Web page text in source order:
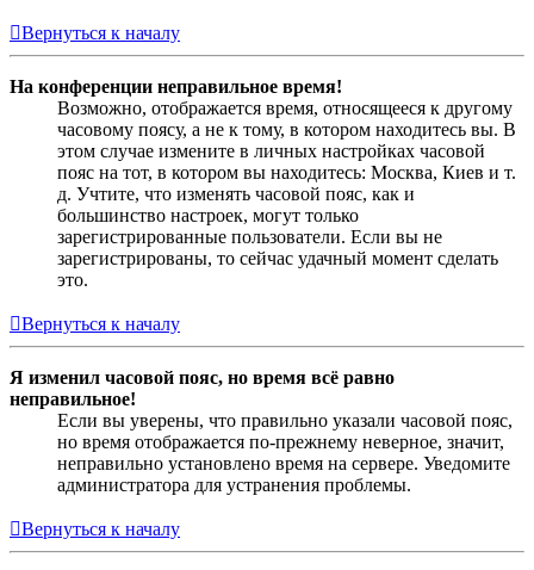
Вернуться к началу
На конференции неправильное время!
Возможно, отображается время, относящееся к другому
часовому поясу, а не к тому, в котором находитесь вы. В
этом случае измените в личных настройках часовой
пояс на тот, в котором вы находитесь: Москва, Киев и т.
д. Учтите, что изменять часовой пояс, как и
большинство настроек, могут только
зарегистрированные пользователи. Если вы не
зарегистрированы, то сейчас удачный момент сделать
это.
Вернуться к началу
Я изменил часовой пояс, но время всё равно
неправильное!
Если вы уверены, что правильно указали часовой пояс,
но время отображается по-прежнему неверное, значит,
неправильно установлено время на сервере. Уведомите
администратора для устранения проблемы.
Вернуться к началу